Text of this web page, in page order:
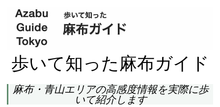
歩いて知った麻布ガイド
麻布・青山エリアの高感度情報を実際に歩
いて紹介します